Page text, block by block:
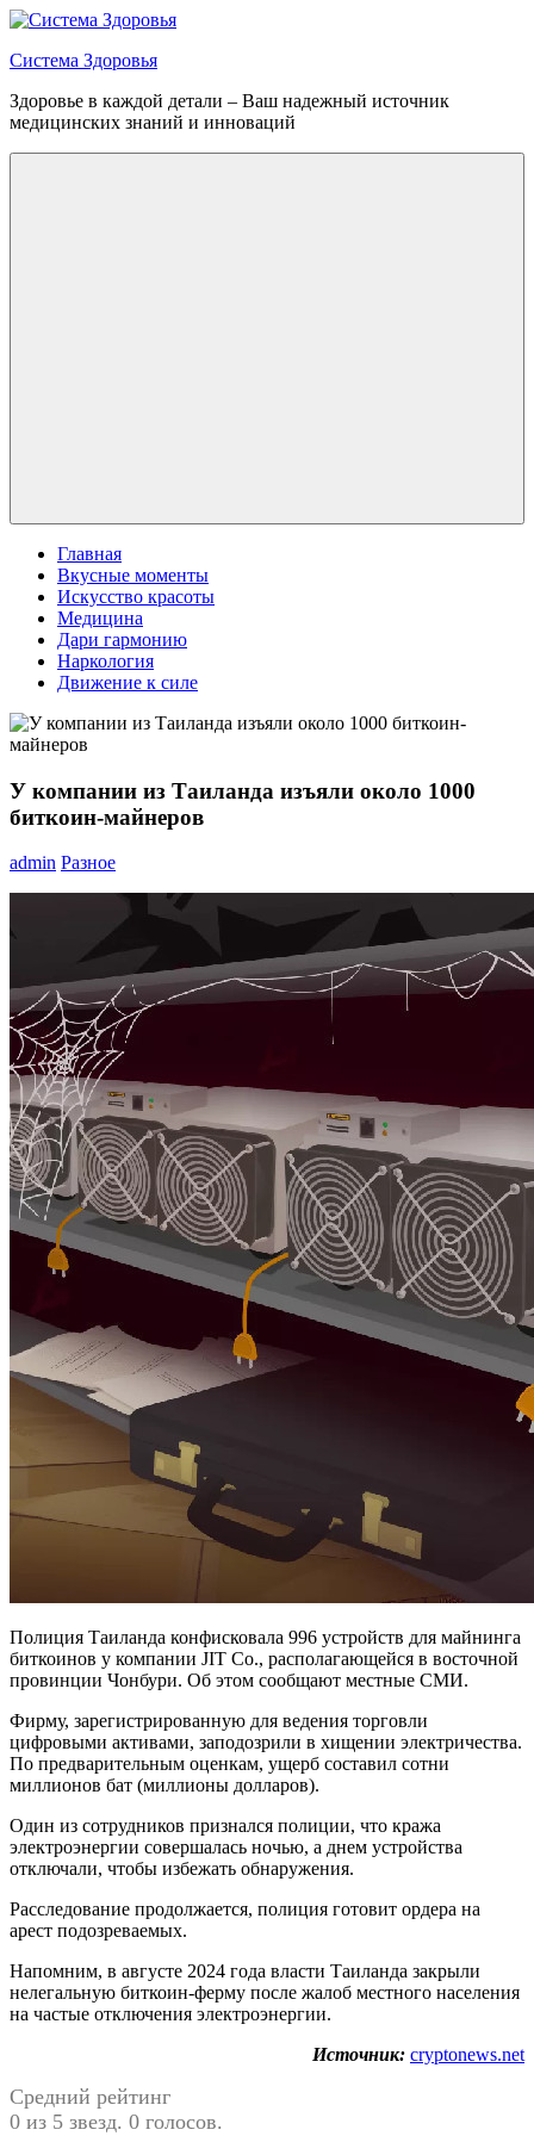
Перейти
содержимому
Система Здоровья
Здоровье в каждой детали – Ваш надежный источник
медицинских знаний и инноваций
Главная
Вкусные моменты
Искусство красоты
Медицина
Дари гармонию
Наркология
Движение к силе
У компании из Таиланда изъяли около 1000
биткоин-майнеров
admin Разное
Полиция Таиланда конфисковала 996 устройств для майнинга
биткоинов у компании JIT Co., располагающейся в восточной
провинции Чонбури. Об этом сообщают местные СМИ.
Фирму, зарегистрированную для ведения торговли
цифровыми активами, заподозрили в хищении электричества.
По предварительным оценкам, ущерб составил сотни
миллионов бат (миллионы долларов).
Один из сотрудников признался полиции, что кража
электроэнергии совершалась ночью, а днем устройства
отключали, чтобы избежать обнаружения.
Расследование продолжается, полиция готовит ордера на
арест подозреваемых.
Напомним, в августе 2024 года власти Таиланда закрыли
нелегальную биткоин-ферму после жалоб местного населения
на частые отключения электроэнергии.
Источник: cryptonews.net
Средний рейтинг
0 из 5 звезд. 0 голосов.